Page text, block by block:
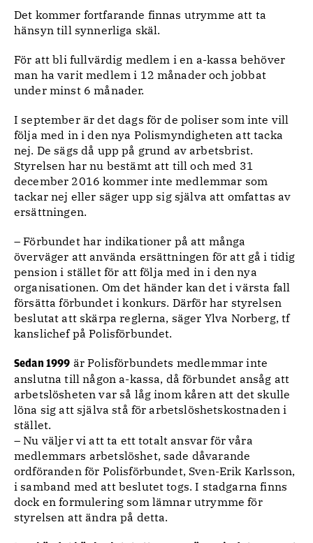
Det kommer fortfarande finnas utrymme att ta
hänsyn till synnerliga skäl.
För att bli fullvärdig medlem i en a-kassa behöver
man ha varit medlem i 12 månader och jobbat
under minst 6 månader.
I september är det dags för de poliser som inte vill
följa med in i den nya Polismyndigheten att tacka
nej. De sägs då upp på grund av arbetsbrist.
Styrelsen har nu bestämt att till och med 31
december 2016 kommer inte medlemmar som
tackar nej eller säger upp sig själva att omfattas av
ersättningen.
– Förbundet har indikationer på att många
överväger att använda ersättningen för att gå i tidig
pension i stället för att följa med in i den nya
organisationen. Om det händer kan det i värsta fall
försätta förbundet i konkurs. Därför har styrelsen
beslutat att skärpa reglerna, säger Ylva Norberg, tf
kanslichef på Polisförbundet.
Sedan 1999 är Polisförbundets medlemmar inte
anslutna till någon a-kassa, då förbundet ansåg att
arbetslösheten var så låg inom kåren att det skulle
löna sig att själva stå för arbetslöshetskostnaden i
stället.
– Nu väljer vi att ta ett totalt ansvar för våra
medlemmars arbetslöshet, sade dåvarande
ordföranden för Polisförbundet, Sven-Erik Karlsson,
i samband med att beslutet togs. I stadgarna finns
dock en formulering som lämnar utrymme för
styrelsen att ändra på detta.